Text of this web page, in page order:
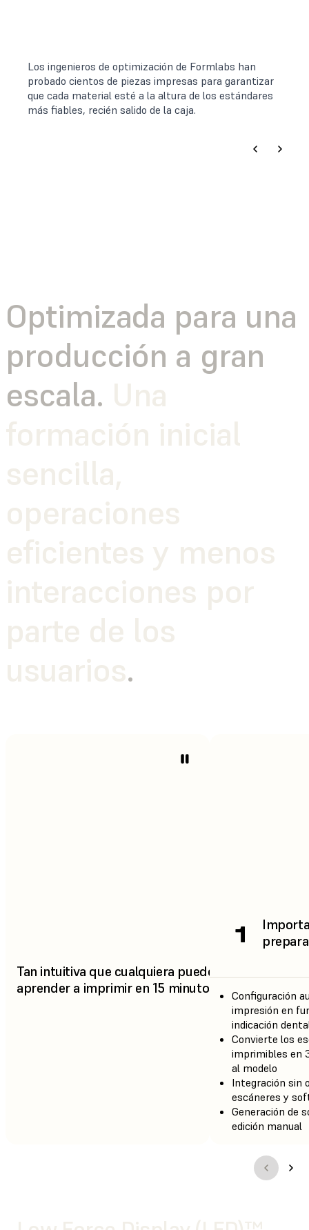
Los ingenieros de optimización de Formlabs han
probado cientos de piezas impresas para garantizar
que cada material esté a la altura de los estándares
más fiables, recién salido de la caja.
Optimizada para una
producción a gran
escala. Una
formación inicial
sencilla,
operaciones
eficientes y menos
interacciones por
parte de los
usuarios.
Tan intuitiva que cualquiera puede
aprender a imprimir en 15 minutos.
1
Configuración
impresión en
indicación
Convierte los
imprimibles en
al modelo
Integración sin
escáneres y
Generación de
edición manual